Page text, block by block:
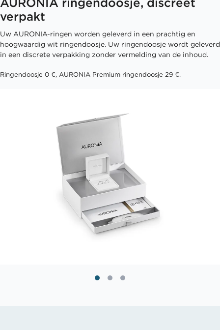
verpakt
Uw AURONIA-ringen worden geleverd in een prachtig en
hoogwaardig wit ringendoosje. Uw ringendoosje wordt geleverd
in een discrete verpakking zonder vermelding van de inhoud.
Ringendoosje 0 €, AURONIA Premium ringendoosje 29 €.